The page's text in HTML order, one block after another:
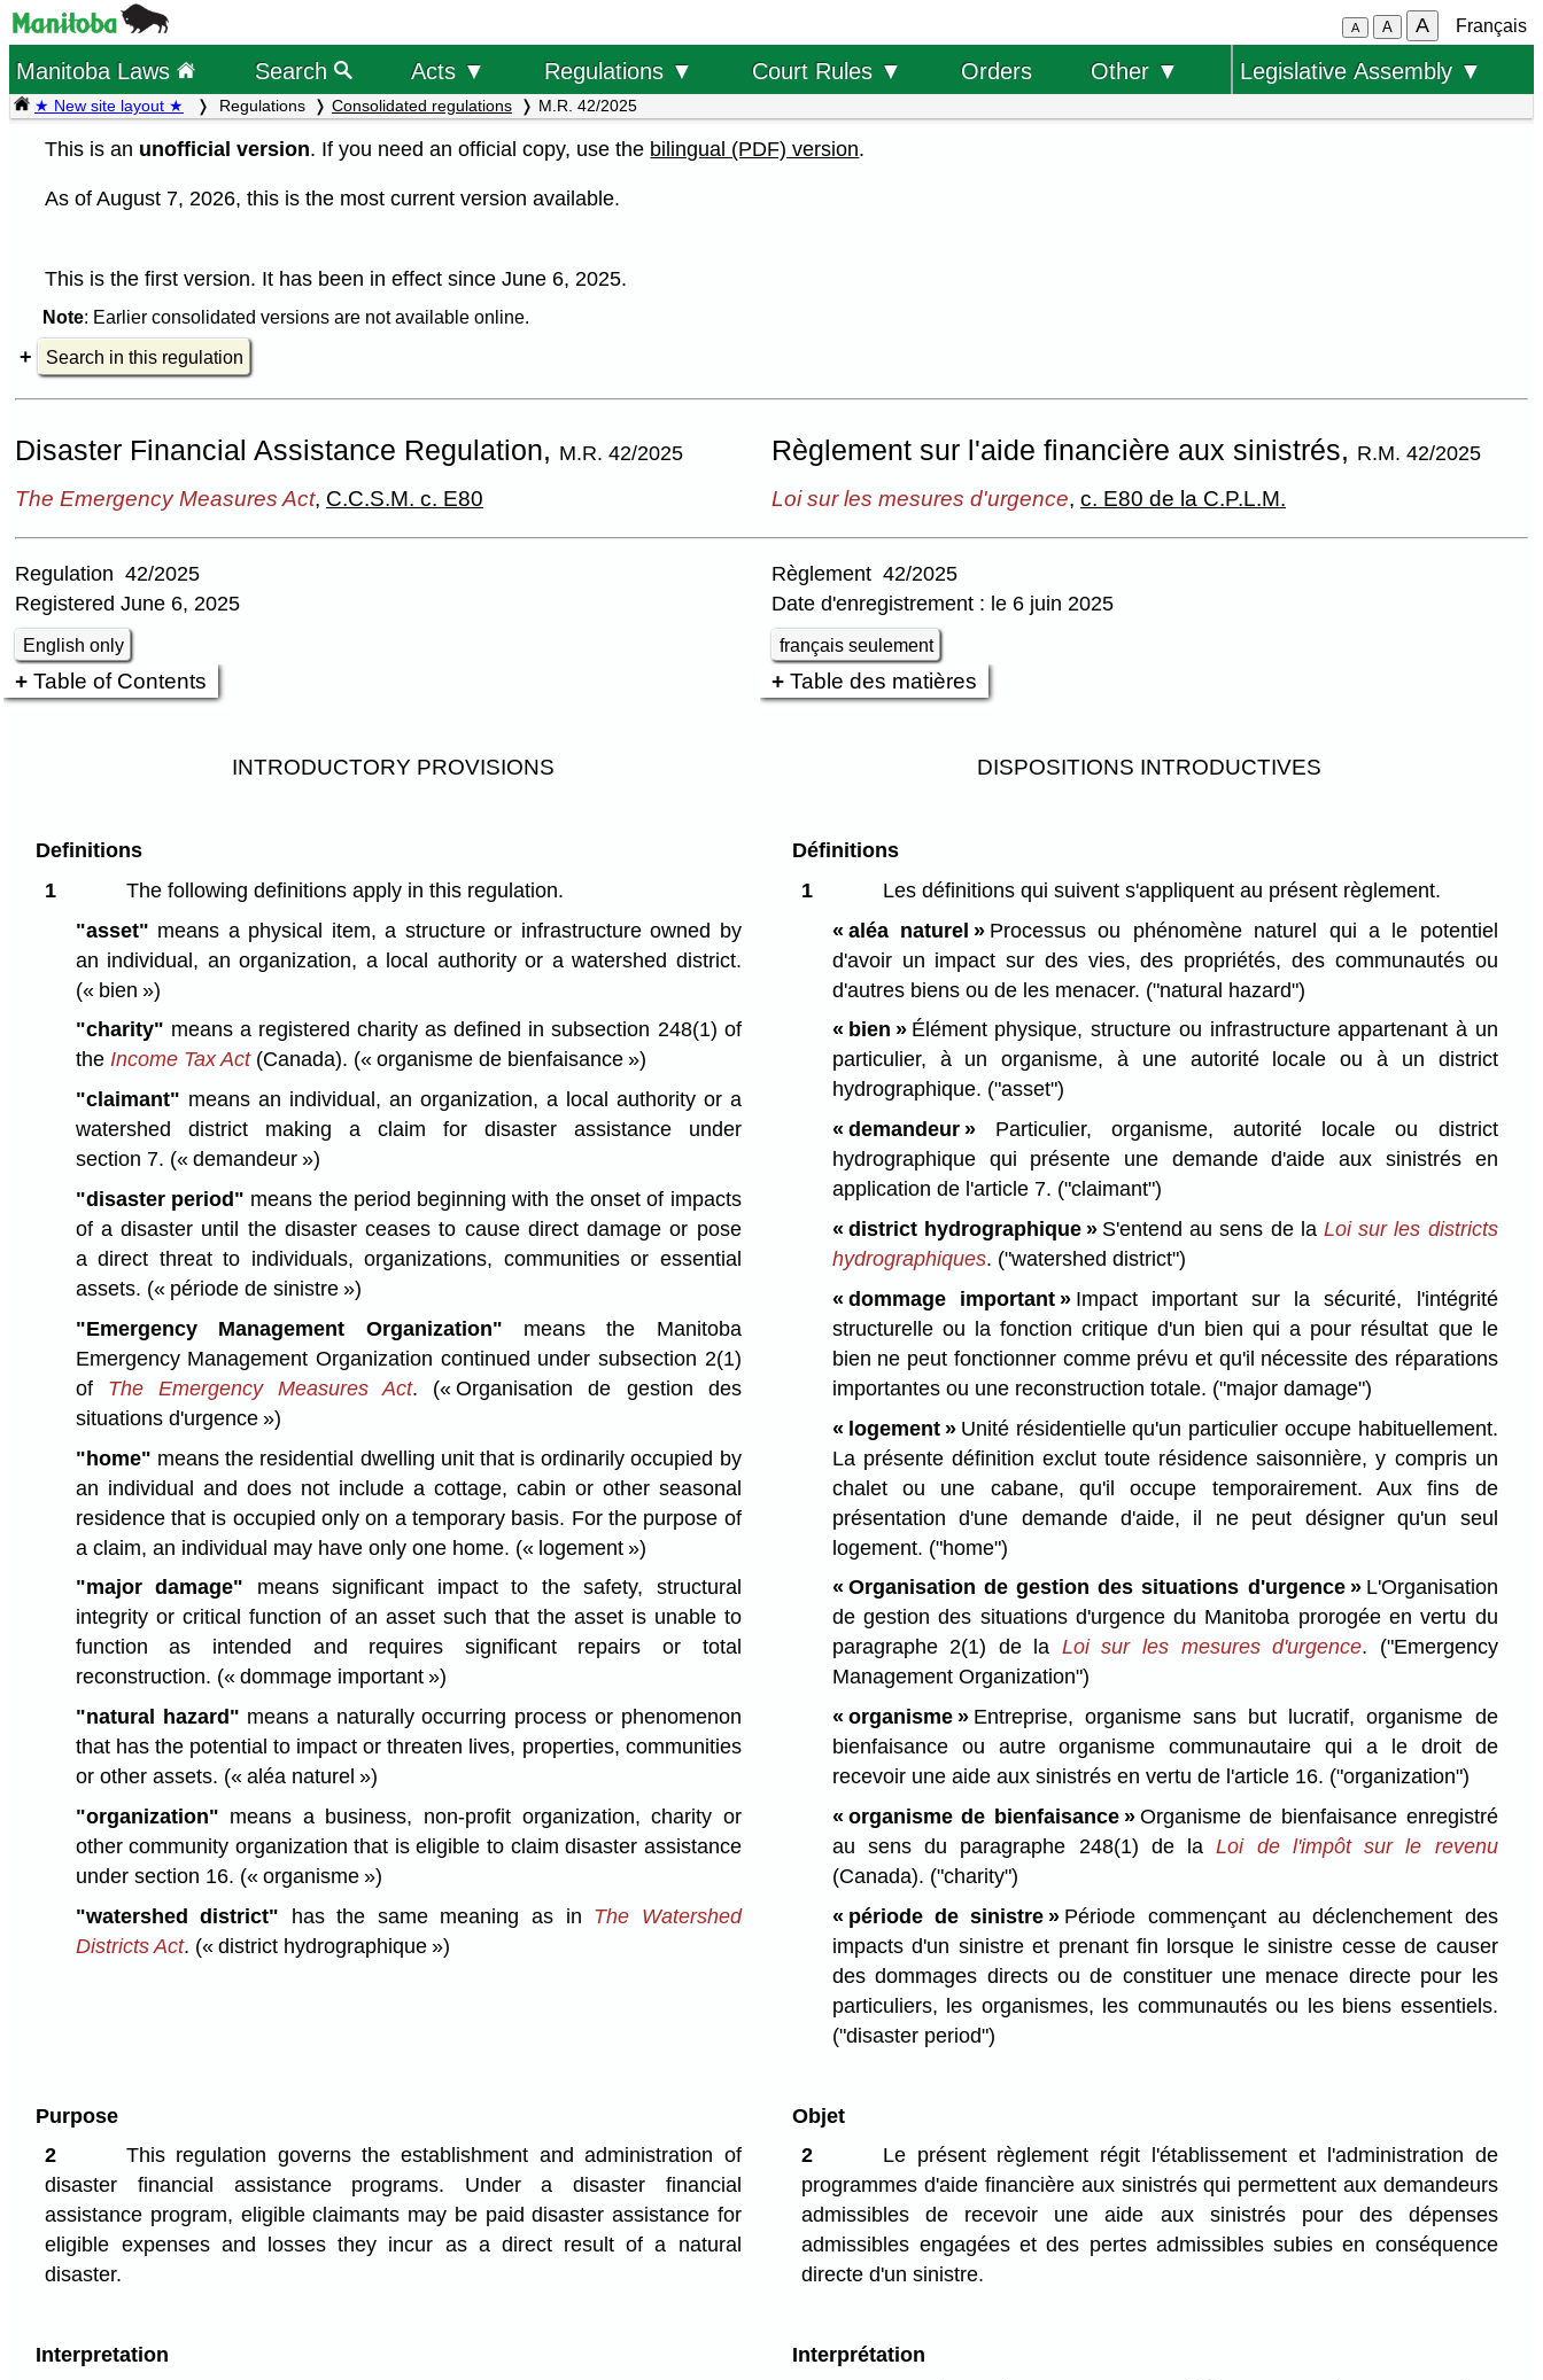
A A A Français
Manitoba Laws Search Acts ▼ Regulations ▼ Court Rules ▼ Orders Other ▼ Legislative Assembly ▼
★ New site layout ★ Regulations Consolidated regulations M.R. 42/2025
This is an unofficial version. If you need an official copy, use the bilingual (PDF) version.
As of August 7, 2026, this is the most current version available.
This is the first version. It has been in effect since June 6, 2025.
Note: Earlier consolidated versions are not available online.
Search in this regulation
Disaster Financial Assistance Regulation, M.R. 42/2025 Règlement sur l'aide financière aux sinistrés, R.M. 42/2025
The Emergency Measures Act, C.C.S.M. c. E80 Loi sur les mesures d'urgence, c. E80 de la C.P.L.M.
Regulation 42/2025
Registered June 6, 2025
English only
Règlement 42/2025
Date d'enregistrement : le 6 juin 2025
français seulement
Table of Contents Table des matières
INTRODUCTORY PROVISIONS DISPOSITIONS INTRODUCTIVES
Definitions
1
The following definitions apply in this regulation.
"asset" means a physical item, a structure or infrastructure owned by
an individual, an organization, a local authority or a watershed district.
(« bien »)
"charity" means a registered charity as defined in subsection 248(1) of
the Income Tax Act (Canada). (« organisme de bienfaisance »)
"claimant" means an individual, an organization, a local authority or a
watershed district making a claim for disaster assistance under
section 7. (« demandeur »)
"disaster period" means the period beginning with the onset of impacts
of a disaster until the disaster ceases to cause direct damage or pose
a direct threat to individuals, organizations, communities or essential
assets. (« période de sinistre »)
"Emergency Management Organization" means the Manitoba
Emergency Management Organization continued under subsection 2(1)
of The Emergency Measures Act. (« Organisation de gestion des
situations d'urgence »)
"home" means the residential dwelling unit that is ordinarily occupied by
an individual and does not include a cottage, cabin or other seasonal
residence that is occupied only on a temporary basis. For the purpose of
a claim, an individual may have only one home. (« logement »)
"major damage" means significant impact to the safety, structural
integrity or critical function of an asset such that the asset is unable to
function as intended and requires significant repairs or total
reconstruction. (« dommage important »)
"natural hazard" means a naturally occurring process or phenomenon
that has the potential to impact or threaten lives, properties, communities
or other assets. (« aléa naturel »)
"organization" means a business, non-profit organization, charity or
other community organization that is eligible to claim disaster assistance
under section 16. (« organisme »)
"watershed district" has the same meaning as in The Watershed
Districts Act. (« district hydrographique »)
Définitions
1
Les définitions qui suivent s'appliquent au présent règlement.
« aléa naturel » Processus ou phénomène naturel qui a le potentiel
d'avoir un impact sur des vies, des propriétés, des communautés ou
d'autres biens ou de les menacer. ("natural hazard")
« bien »Élément physique, structure ou infrastructure appartenant à un
particulier, à un organisme, à une autorité locale ou à un district
hydrographique. ("asset")
« demandeur »Particulier, organisme, autorité locale ou district
hydrographique qui présente une demande d'aide aux sinistrés en
application de l'article 7. ("claimant")
« district hydrographique »S'entend au sens de la Loi sur les districts
hydrographiques. ("watershed district")
« dommage important »Impact important sur la sécurité, l'intégrité
structurelle ou la fonction critique d'un bien qui a pour résultat que le
bien ne peut fonctionner comme prévu et qu'il nécessite des réparations
importantes ou une reconstruction totale. ("major damage")
« logement »Unité résidentielle qu'un particulier occupe habituellement.
La présente définition exclut toute résidence saisonnière, y compris un
chalet ou une cabane, qu'il occupe temporairement. Aux fins de
présentation d'une demande d'aide, il ne peut désigner qu'un seul
logement. ("home")
« Organisation de gestion des situations d'urgence »L'Organisation
de gestion des situations d'urgence du Manitoba prorogée en vertu du
paragraphe 2(1) de la Loi sur les mesures d'urgence. ("Emergency
Management Organization")
« organisme »Entreprise, organisme sans but lucratif, organisme de
bienfaisance ou autre organisme communautaire qui a le droit de
recevoir une aide aux sinistrés en vertu de l'article 16. ("organization")
« organisme de bienfaisance »Organisme de bienfaisance enregistré
au sens du paragraphe 248(1) de laLoi de l'impôt sur le revenu
(Canada). ("charity")
« période de sinistre » Période commençant au déclenchement des
impacts d'un sinistre et prenant fin lorsque le sinistre cesse de causer
des dommages directs ou de constituer une menace directe pour les
particuliers, les organismes, les communautés ou les biens essentiels.
("disaster period")
Purpose
2
This regulation governs the establishment and administration of
disaster financial assistance programs. Under a disaster financial
assistance program, eligible claimants may be paid disaster assistance for
eligible expenses and losses they incur as a direct result of a natural
disaster.
Objet
2
Le présent règlement régit l'établissement et l'administration de
programmes d'aide financière aux sinistrés qui permettent aux demandeurs
admissibles de recevoir une aide aux sinistrés pour des dépenses
admissibles engagées et des pertes admissibles subies en conséquence
directe d'un sinistre.
Interpretation
Interprétation